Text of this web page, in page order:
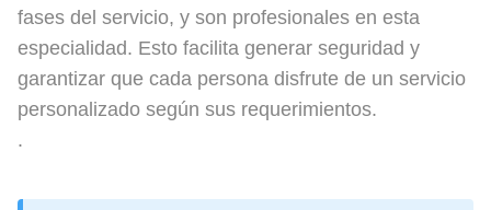
fases del servicio, y son profesionales en esta
especialidad. Esto facilita generar seguridad y
garantizar que cada persona disfrute de un servicio
personalizado según sus requerimientos.
.